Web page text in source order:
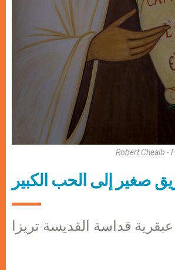
Robert Cheaib
صغير إلى الحب الكبير
عبقرية قداسة القديسة تريزا